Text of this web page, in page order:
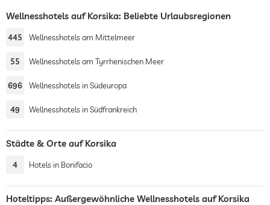
Wellnesshotels auf Korsika: Beliebte Urlaubsregionen
445 Wellnesshotels am Mittelmeer
55 Wellnesshotels am Tyrrhenischen Meer
696 Wellnesshotels in Südeuropa
49 Wellnesshotels in Südfrankreich
Städte & Orte auf Korsika
4 Hotels in Bonifacio
Hoteltipps: Außergewöhnliche Wellnesshotels auf Korsika